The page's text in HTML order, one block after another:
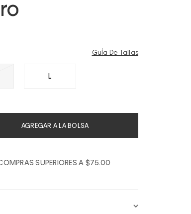
L
GuÍa De Tallas
AGREGAR A LA BOLSA
SUPERIORES A $75.00